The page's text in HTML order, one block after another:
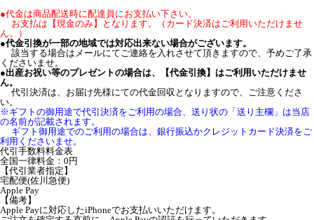
●代金は商品配送時に配達員にお支払い下さい。
お支払は【現金のみ】となります。（カード決済はご利用いただけませ
ん。）
●代金引換が一部の地域では対応出来ない場合がございます。
該当する場合はメールにてご連絡を入れさせて頂きますので、予めご了承
くださいませ。
●出産お祝い等のプレゼントの場合は、【代金引換】はご利用いただけませ
ん。
代引決済は、お届け先様にての代金回収となりますので、ご注意くださ
い。
※ギフトの御用途で代引決済をご利用の場合、送り状の「送り主欄」は当店
の名前が記載されます。
ギフト御用途でのご利用の場合は、銀行振込かクレジットカード決済をご
利用くださいませ。
代引手数料料金表
全国一律料金：0円
【代引業者指定】
宅配便(佐川急便)
Apple Pay
【備考】
Apple Payに対応したiPhoneでお支払いいただけます。